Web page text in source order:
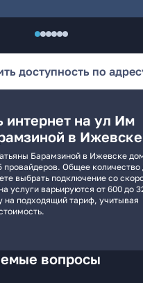
доступность по
интернет на ул Им
в Ижевске
Барамзиной в Ижевске
провайдеров. Общее количество
выбрать подключение со
услуги варьируются от 600 до
на подходящий тариф, учитывая
вопросы